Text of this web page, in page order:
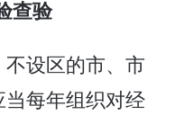
查验
设区的市、市
每年组织对经